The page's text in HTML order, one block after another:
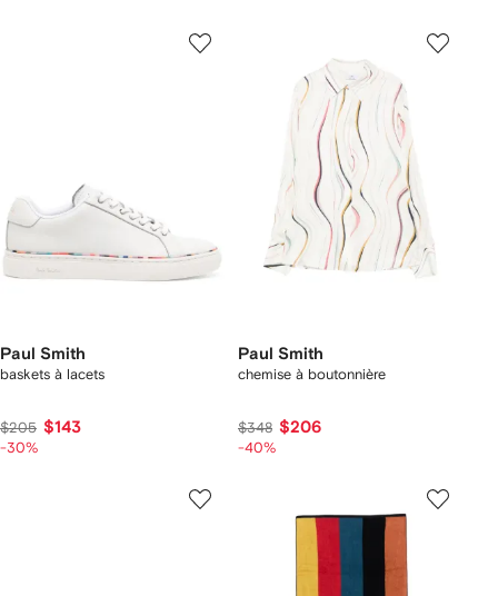
Paul Smith
baskets à lacets
$205 $143
-30%
Paul Smith
chemise à boutonnière
$348 $206
-40%